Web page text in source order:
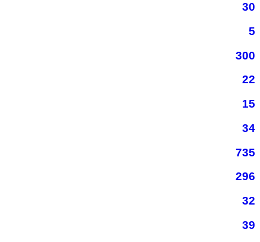
30
5
300
22
15
34
735
296
32
39